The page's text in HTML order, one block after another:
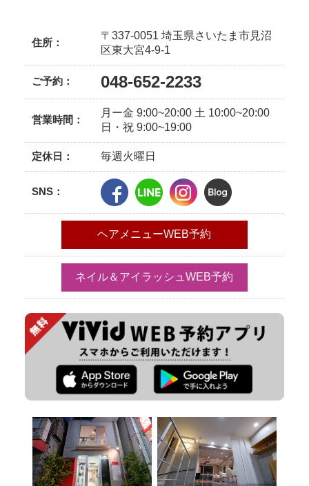
住所：
〒337-0051 埼玉県さいたま市見沼
区東大宮4-9-1
ご予約： 048-652-2233
営業時間：
月ー金 9:00~20:00 土 10:00~20:00
日・祝 9:00~19:00
定休日： 毎週火曜日
SNS：
ヘアメニューWEB予約
ネイル＆アイラッシュWEB予約